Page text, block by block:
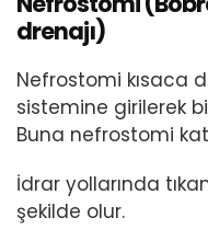
drenajı)
Nefrostomi kısaca
sistemine girilerek
Buna nefrostomi
İdrar yollarında
şekilde olur.